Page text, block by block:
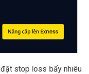
stop loss bấy nhiêu